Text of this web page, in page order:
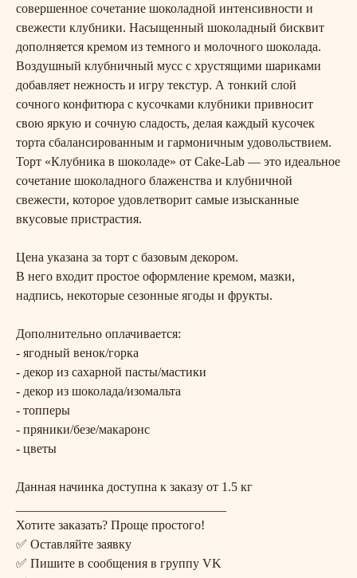
совершенное сочетание шоколадной интенсивности и
свежести клубники. Насыщенный шоколадный бисквит
дополняется кремом из темного и молочного шоколада.
Воздушный клубничный мусс с хрустящими шариками
добавляет нежность и игру текстур. А тонкий слой
сочного конфитюра с кусочками клубники привносит
свою яркую и сочную сладость, делая каждый кусочек
торта сбалансированным и гармоничным удовольствием.
Торт «Клубника в шоколаде» от Cake-Lab — это идеальное
сочетание шоколадного блаженства и клубничной
свежести, которое удовлетворит самые изысканные
вкусовые пристрастия.
Цена указана за торт с базовым декором.
В него входит простое оформление кремом, мазки,
надпись, некоторые сезонные ягоды и фрукты.
Дополнительно оплачивается:
- ягодный венок/горка
- декор из сахарной пасты/мастики
- декор из шоколада/изомальта
- топперы
- пряники/безе/макаронс
- цветы
Данная начинка доступна к заказу от 1.5 кг
Хотите заказать? Проще простого!
✅ Оставляйте заявку
✅ Пишите в сообщения в группу VK